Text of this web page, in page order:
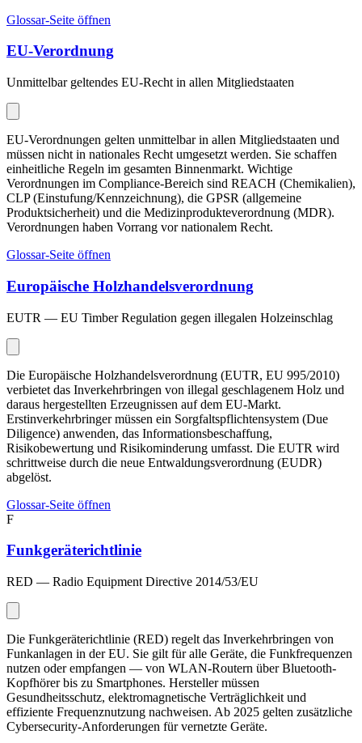
Glossar-Seite öffnen
EU-Verordnung
Unmittelbar geltendes EU-Recht in allen Mitgliedstaaten
EU-Verordnungen gelten unmittelbar in allen Mitgliedstaaten und
müssen nicht in nationales Recht umgesetzt werden. Sie schaffen
einheitliche Regeln im gesamten Binnenmarkt. Wichtige
Verordnungen im Compliance-Bereich sind REACH (Chemikalien),
CLP (Einstufung/Kennzeichnung), die GPSR (allgemeine
Produktsicherheit) und die Medizinprodukteverordnung (MDR).
Verordnungen haben Vorrang vor nationalem Recht.
Glossar-Seite öffnen
Europäische Holzhandelsverordnung
EUTR — EU Timber Regulation gegen illegalen Holzeinschlag
Die Europäische Holzhandelsverordnung (EUTR, EU 995/2010)
verbietet das Inverkehrbringen von illegal geschlagenem Holz und
daraus hergestellten Erzeugnissen auf dem EU-Markt.
Erstinverkehrbringer müssen ein Sorgfaltspflichtensystem (Due
Diligence) anwenden, das Informationsbeschaffung,
Risikobewertung und Risikominderung umfasst. Die EUTR wird
schrittweise durch die neue Entwaldungsverordnung (EUDR)
abgelöst.
Glossar-Seite öffnen
F
Funkgeräterichtlinie
RED — Radio Equipment Directive 2014/53/EU
Die Funkgeräterichtlinie (RED) regelt das Inverkehrbringen von
Funkanlagen in der EU. Sie gilt für alle Geräte, die Funkfrequenzen
nutzen oder empfangen — von WLAN-Routern über Bluetooth-
Kopfhörer bis zu Smartphones. Hersteller müssen
Gesundheitsschutz, elektromagnetische Verträglichkeit und
effiziente Frequenznutzung nachweisen. Ab 2025 gelten zusätzliche
Cybersecurity-Anforderungen für vernetzte Geräte.